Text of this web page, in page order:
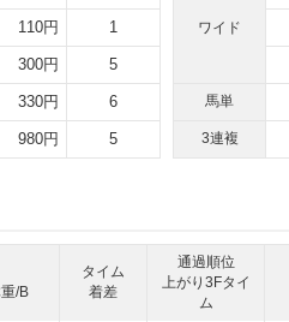
110円 1
300円 5
330円 6
980円 5
ワイド
馬単
3連複
/B
タイム
着差
通過順位
上がり3Fタイ
ム